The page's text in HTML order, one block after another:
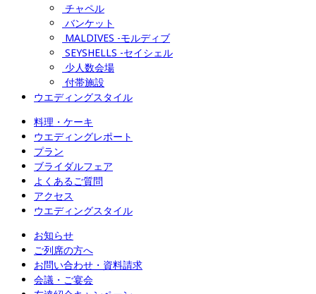
チャペル
バンケット
MALDIVES -モルディブ
SEYSHELLS -セイシェル
少人数会場
付帯施設
ウエディングスタイル
料理・ケーキ
ウエディングレポート
プラン
ブライダルフェア
よくあるご質問
アクセス
ウエディングスタイル
お知らせ
ご列席の方へ
お問い合わせ・資料請求
会議・ご宴会